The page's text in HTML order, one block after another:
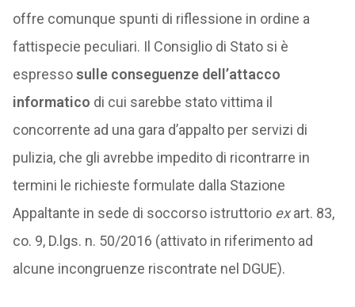
offre comunque spunti di riflessione in ordine a
fattispecie peculiari. Il Consiglio di Stato si è
espressosulle conseguenze dell’attacco
informatico di cui sarebbe stato vittima il
concorrente ad una gara d’appalto per servizi di
pulizia, che gli avrebbe impedito di ricontrarre in
termini le richieste formulate dalla Stazione
Appaltante in sede di soccorso istruttorio exart. 83,
co. 9, D.lgs. n. 50/2016 (attivato in riferimento ad
alcune incongruenze riscontrate nel DGUE).